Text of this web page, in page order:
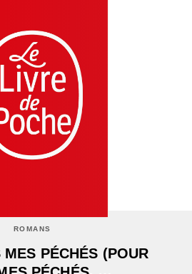
ROMANS
MES PÉCHÉS (POUR